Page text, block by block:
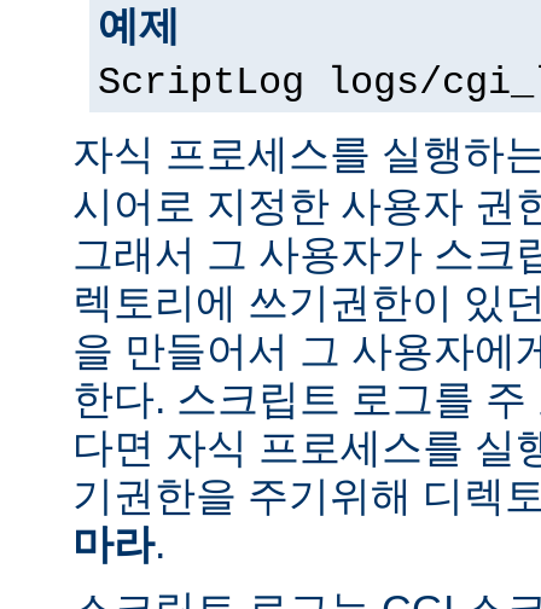
예제
ScriptLog logs/
자식 프로세스를 실행하
시어로 지정한 사용자 권
그래서 그 사용자가 스크
렉토리에 쓰기권한이 있
을 만들어서 그 사용자에
한다. 스크립트 로그를
다면 자식 프로세스를 실
기권한을 주기위해 디렉
마라.